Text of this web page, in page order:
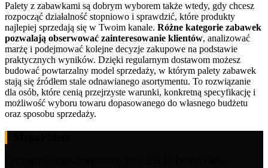
Palety z zabawkami są dobrym wyborem także wtedy, gdy chcesz
rozpocząć działalność stopniowo i sprawdzić, które produkty
najlepiej sprzedają się w Twoim kanale. Różne kategorie zabawek
pozwalają obserwować zainteresowanie klientów, analizować
marżę i podejmować kolejne decyzje zakupowe na podstawie
praktycznych wyników. Dzięki regularnym dostawom możesz
budować powtarzalny model sprzedaży, w którym palety zabawek
stają się źródłem stale odnawianego asortymentu. To rozwiązanie
dla osób, które cenią przejrzyste warunki, konkretną specyfikację i
możliwość wyboru towaru dopasowanego do własnego budżetu
oraz sposobu sprzedaży.